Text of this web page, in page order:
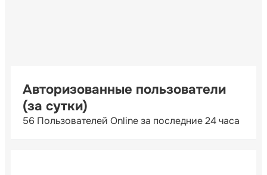
Авторизованные пользователи
(за сутки)
56 Пользователей Online за последние 24 часа